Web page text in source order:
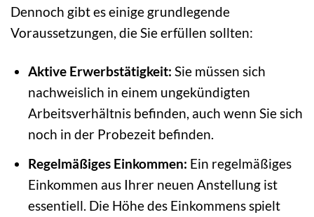
Dennoch gibt es einige grundlegende
Voraussetzungen, die Sie erfüllen sollten:
Aktive Erwerbstätigkeit: Sie müssen sich
nachweislich in einem ungekündigten
Arbeitsverhältnis befinden, auch wenn Sie sich
noch in der Probezeit befinden.
Regelmäßiges Einkommen: Ein regelmäßiges
Einkommen aus Ihrer neuen Anstellung ist
essentiell. Die Höhe des Einkommens spielt